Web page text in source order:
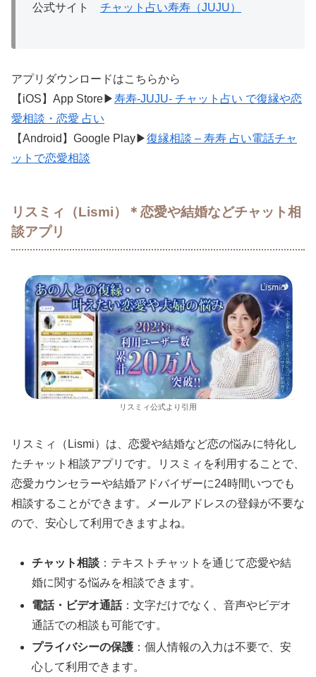
公式サイト チャット占い寿寿（JUJU）
アプリダウンロードはこちらから
【iOS】App Store▶寿寿-JUJU- チャット占い で復縁や恋
愛相談・恋愛 占い
【Android】Google Play▶復縁相談 – 寿寿 占い電話チャ
ットで恋愛相談
リスミィ（Lismi）＊恋愛や結婚などチャット相
談アプリ
リスミィ公式より引用
リスミィ（Lismi）は、恋愛や結婚など恋の悩みに特化し
たチャット相談アプリです。リスミィを利用することで、
恋愛カウンセラーや結婚アドバイザーに24時間いつでも
相談することができます。メールアドレスの登録が不要な
ので、安心して利用できますよね。
チャット相談 ：テキストチャットを通じて恋愛や結
婚に関する悩みを相談できます。
電話・ビデオ通話：文字だけでなく、音声やビデオ
通話での相談も可能です。
プライバシーの保護 ：個人情報の入力は不要で、安
心して利用できます。